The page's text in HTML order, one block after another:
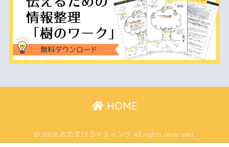
HOME
© 2026 おたすけライティング All rights reserved.